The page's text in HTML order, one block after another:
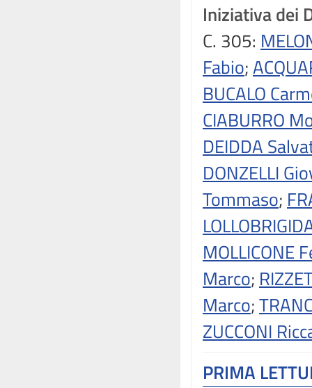
Iniziativa dei
C. 305:
Fabio;
BUCALO
CIABURRO
DEIDDA
DONZELLI
Tommaso;
MOLLICONE
Marco;
Marco;
ZUCCONI
PRIMA